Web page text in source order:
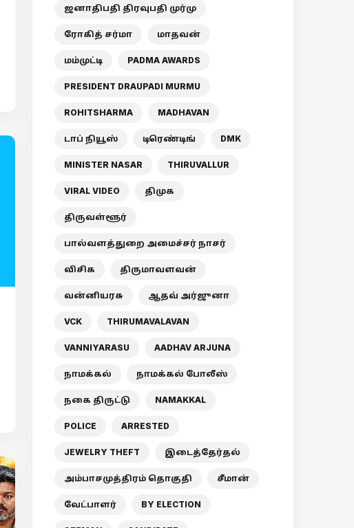
ஜனாதிபதி திரவுபதி முர்மு
ரோகித் சர்மா மாதவன்
மம்முட்டி PADMA AWARDS
PRESIDENT DRAUPADI MURMU
ROHITSHARMA MADHAVAN
டாப் நியூஸ் டிரெண்டிங் DMK
MINISTER NASAR THIRUVALLUR
VIRAL VIDEO திமுக
திருவள்ளூர்
பால்வளத்துறை அமைச்சர் நாசர்
விசிக திருமாவளவன்
வன்னியரசு ஆதவ் அர்ஜுனா
VCK THIRUMAVALAVAN
VANNIYARASU AADHAV ARJUNA
நாமக்கல் நாமக்கல் போலீஸ்
நகை திருட்டு NAMAKKAL
POLICE ARRESTED
JEWELRY THEFT இடைத்தேர்தல்
அம்பாசமுத்திரம் தொகுதி சீமான்
வேட்பாளர் BY ELECTION